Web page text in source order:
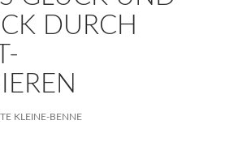
DURCH
KLEINE-BENNE